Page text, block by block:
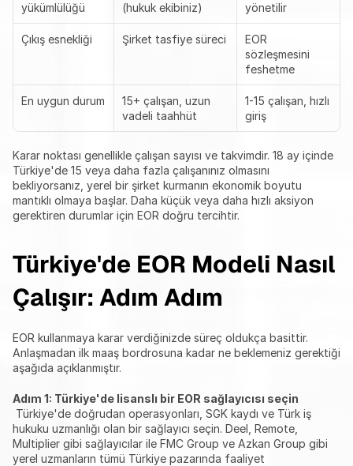
yükümlülüğü
(hukuk ekibiniz)
yönetilir
Çıkış esnekliği Şirket tasfiye süreci
EOR
sözleşmesini
feshetme
En uygun durum
15+ çalışan, uzun
vadeli taahhüt
1-15 çalışan, hızlı
giriş
Karar noktası genellikle çalışan sayısı ve takvimdir. 18 ay içinde
Türkiye'de 15 veya daha fazla çalışanınız olmasını
bekliyorsanız, yerel bir şirket kurmanın ekonomik boyutu
mantıklı olmaya başlar. Daha küçük veya daha hızlı aksiyon
gerektiren durumlar için EOR doğru tercihtir.
Türkiye'de EOR Modeli Nasıl
Çalışır: Adım Adım
EOR kullanmaya karar verdiğinizde süreç oldukça basittir.
Anlaşmadan ilk maaş bordrosuna kadar ne beklemeniz gerektiği
aşağıda açıklanmıştır.
Adım 1: Türkiye'de lisanslı bir EOR sağlayıcısı seçin
hukuku uzmanlığı olan bir sağlayıcı seçin. Deel, Remote,
Multiplier gibi sağlayıcılar ile FMC Group ve Azkan Group gibi
yerel uzmanların tümü Türkiye pazarında faaliyet